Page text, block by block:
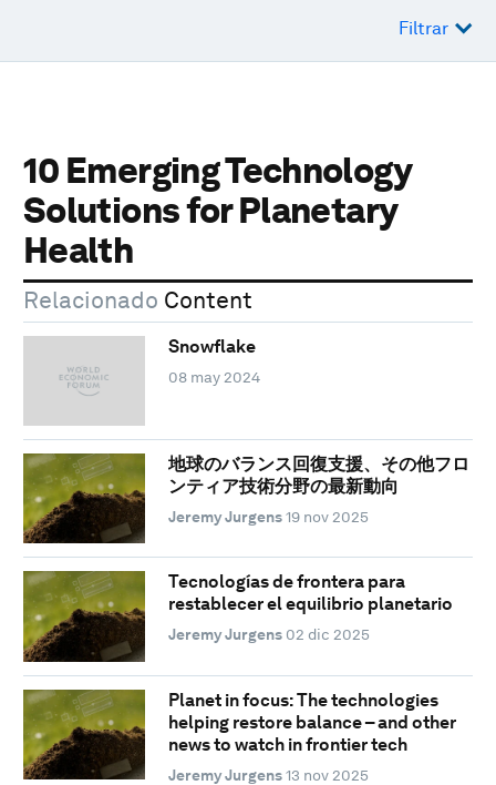
Filtrar
10 Emerging Technology
Solutions for Planetary
Health
Relacionado Content
Snowflake
08 may 2024
地球のバランス回復支援、その他フロ
ンティア技術分野の最新動向
Jeremy Jurgens 19 nov 2025
Tecnologías de frontera para
restablecer el equilibrio planetario
Jeremy Jurgens 02 dic 2025
Planet in focus: The technologies
helping restore balance – and other
news to watch in frontier tech
Jeremy Jurgens 13 nov 2025